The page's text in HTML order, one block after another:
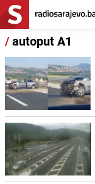
/autoput A1